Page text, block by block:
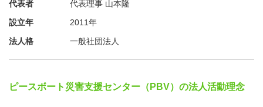
代表者
代表理事 山本隆
設立年
2011年
法人格
一般社団法人
ピースボート災害支援センター（PBV）の法人活動理念